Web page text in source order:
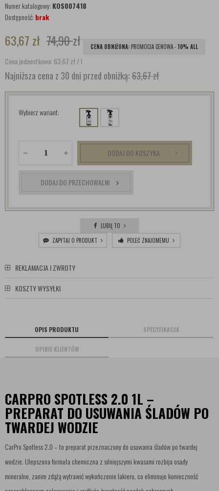
Numer katalogowy: KOS007418
Dostępność: brak
63,67 zł 74,90zł CENA OBNIŻONA: PROMOCJA CENOWA -10% ALL
Cena jednostkowa: 63,67 zł/ l
Najniższa cena z 30 dni przed obniżką:63,67 zł
Wybierz wariant:
DODAJ DO KOSZYKA
DODAJ DO PRZECHOWALNI
LUBIĘ TO
ZAPYTAJ O PRODUKT
POLEĆ ZNAJOMEMU
REKLAMACJA I ZWROTY
KOSZTY WYSYŁKI
OPIS PRODUKTU SPECYFIKACJA
OPINIE KLIENTÓW
CARPRO SPOTLESS 2.0 1L –
PREPARAT DO USUWANIA ŚLADÓW PO
TWARDEJ WODZIE
CarPro Spotless 2.0 – to preparat przeznaczony do usuwania śladów po twardej
wodzie. Ulepszona formuła chemiczna z silniejszymi kwasami rozbija osady
mineralne, zanim zdążą wytrawić wykończenie lakieru, co eliminuje konieczność